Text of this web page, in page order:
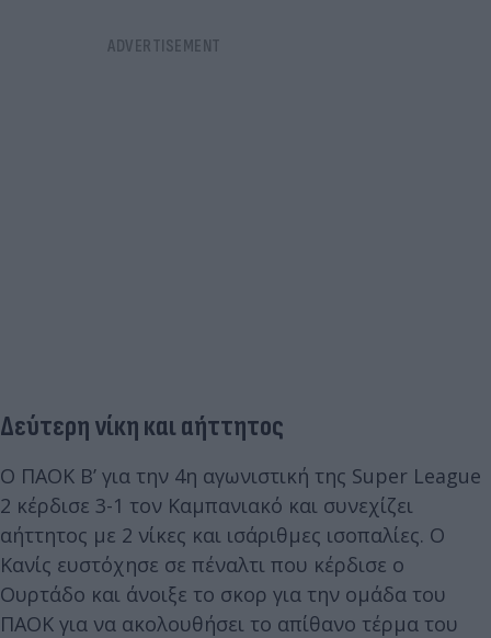
Δεύτερη νίκη και αήττητος
Ο ΠΑΟΚ Β’ για την 4η αγωνιστική της Super League
2 κέρδισε 3-1 τον Καμπανιακό και συνεχίζει
αήττητος με 2 νίκες και ισάριθμες ισοπαλίες. Ο
Κανίς ευστόχησε σε πέναλτι που κέρδισε ο
Ουρτάδο και άνοιξε το σκορ για την ομάδα του
ΠΑΟΚ για να ακολουθήσει το απίθανο τέρμα του